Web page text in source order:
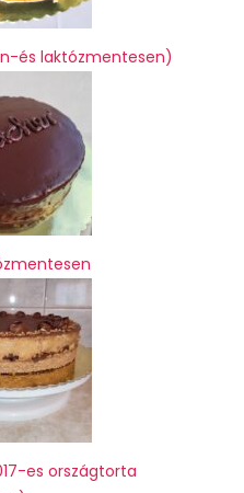
és laktózmentesen)
es országtorta